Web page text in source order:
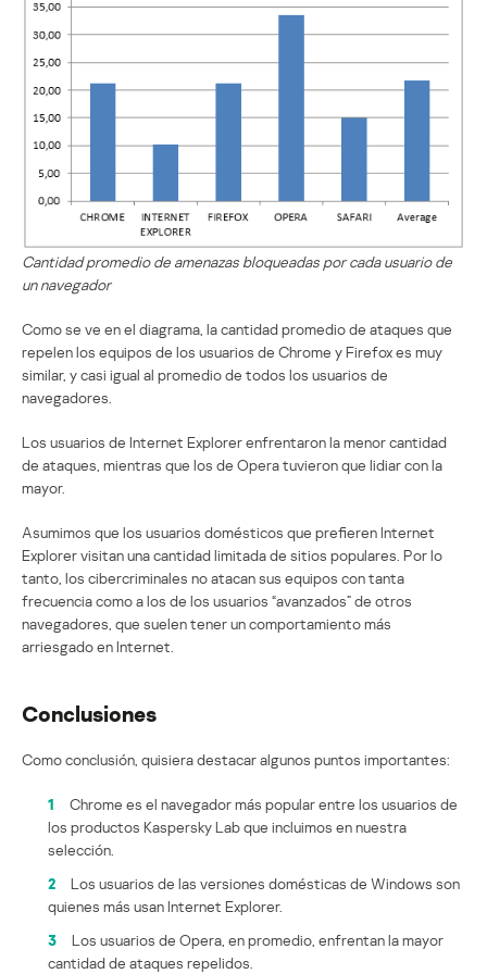
Cantidad promedio de amenazas bloqueadas por cada usuario de
un navegador
Como se ve en el diagrama, la cantidad promedio de ataques que
repelen los equipos de los usuarios de Chrome y Firefox es muy
similar, y casi igual al promedio de todos los usuarios de
navegadores.
Los usuarios de Internet Explorer enfrentaron la menor cantidad
de ataques, mientras que los de Opera tuvieron que lidiar con la
mayor.
Asumimos que los usuarios domésticos que prefieren Internet
Explorer visitan una cantidad limitada de sitios populares. Por lo
tanto, los cibercriminales no atacan sus equipos con tanta
frecuencia como a los de los usuarios “avanzados” de otros
navegadores, que suelen tener un comportamiento más
arriesgado en Internet.
Conclusiones
Como conclusión, quisiera destacar algunos puntos importantes:
1
Chrome es el navegador más popular entre los usuarios de
los productos Kaspersky Lab que incluimos en nuestra
selección.
2
Los usuarios de las versiones domésticas de Windows son
quienes más usan Internet Explorer.
3
Los usuarios de Opera, en promedio, enfrentan la mayor
cantidad de ataques repelidos.